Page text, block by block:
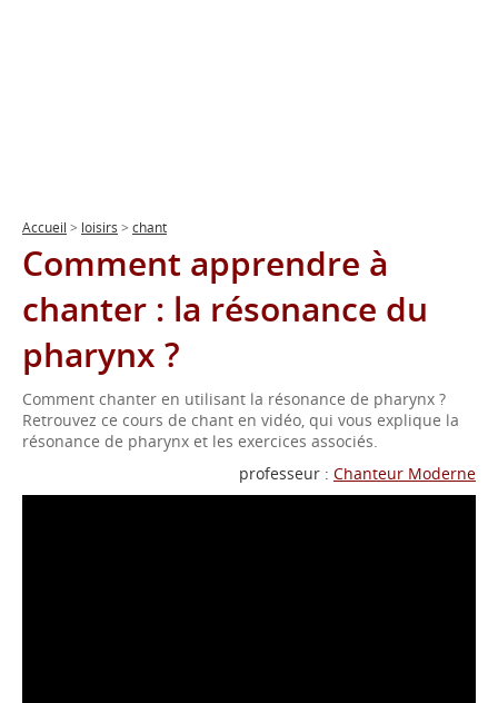
Accueil > loisirs > chant
Comment apprendre à
chanter : la résonance du
pharynx ?
Comment chanter en utilisant la résonance de pharynx ?
Retrouvez ce cours de chant en vidéo, qui vous explique la
résonance de pharynx et les exercices associés.
professeur : Chanteur Moderne